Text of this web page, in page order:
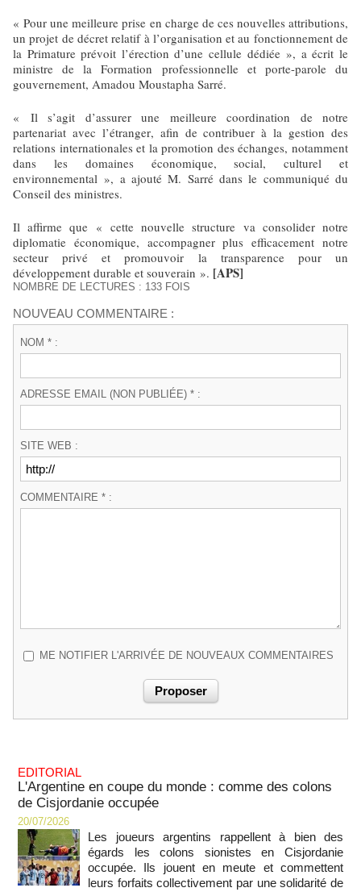
« Pour une meilleure prise en charge de ces nouvelles attributions,
un projet de décret relatif à l’organisation et au fonctionnement de
la Primature prévoit l’érection d’une cellule dédiée », a écrit le
ministre de la Formation professionnelle et porte-parole du
gouvernement, Amadou Moustapha Sarré.
« Il s’agit d’assurer une meilleure coordination de notre
partenariat avec l’étranger, afin de contribuer à la gestion des
relations internationales et la promotion des échanges, notamment
dans les domaines économique, social, culturel et
environnemental », a ajouté M. Sarré dans le communiqué du
Conseil des ministres.
Il affirme que « cette nouvelle structure va consolider notre
diplomatie économique, accompagner plus efficacement notre
secteur privé et promouvoir la transparence pour un
développement durable et souverain ». [APS]
NOMBRE DE LECTURES : 133 FOIS
NOUVEAU COMMENTAIRE :
NOM * :
ADRESSE EMAIL (NON PUBLIÉE) * :
SITE WEB :
COMMENTAIRE * :
ME NOTIFIER L'ARRIVÉE DE NOUVEAUX COMMENTAIRES
EDITORIAL
L'Argentine en coupe du monde : comme des colons
de Cisjordanie occupée
20/07/2026
Les joueurs argentins rappellent à bien des
égards les colons sionistes en Cisjordanie
occupée. Ils jouent en meute et commettent
leurs forfaits collectivement par une solidarité de